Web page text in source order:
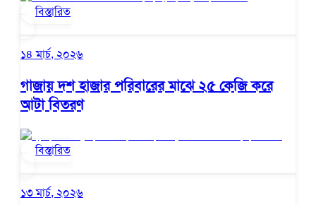
বিস্তারিত
১৪ মার্চ, ২০২৬
গাজায় দশ হাজার পরিবারের মাঝে ২৫ কেজি করে
আটা বিতরণ
বিস্তারিত
১৩ মার্চ, ২০২৬